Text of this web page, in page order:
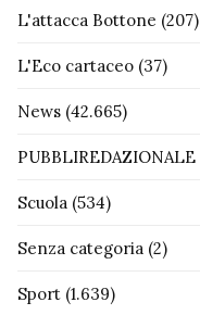
L'attacca Bottone (207)
L'Eco cartaceo (37)
News (42.665)
PUBBLIREDAZIONALE
Scuola (534)
Senza categoria (2)
Sport (1.639)